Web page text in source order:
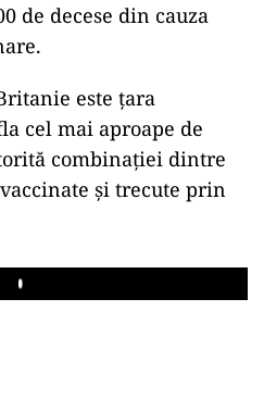
de decese din cauza
este țara
cel mai aproape de
combinației dintre
și trecute prin
Play